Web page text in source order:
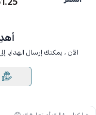
الآن ، يمكنك إرسال